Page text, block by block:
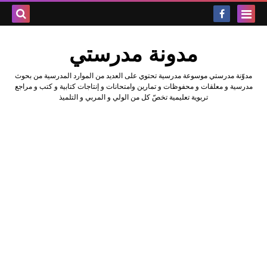
مدونة مدرستي
مدوّنة مدرستي موسوعة مدرسية تحتوي على العديد من الموارد المدرسية من بحوث
مدرسية و معلقات و محفوظات و تمارين وامتحانات و إنتاجات كتابية و كتب و مراجع
تربوية تعليمية تخصّ كل من الولي و المربي و التلميذ